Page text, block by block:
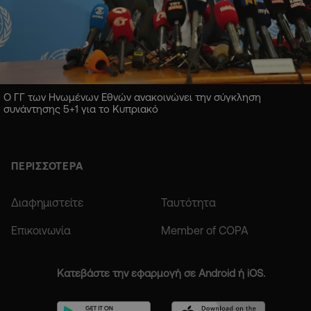
Ο ΓΓ των Ηνωμένων Εθνών ανακοινώνει την σύγκληση
συνάντησης 5+1 για το Κυπριακό
ΠΕΡΙΣΣΟΤΕΡΑ
Διαφημιστείτε Ταυτότητα
Επικοινωνία Member of COPA
Κατεβάστε την εφαρμογή σε Android ή iOS.